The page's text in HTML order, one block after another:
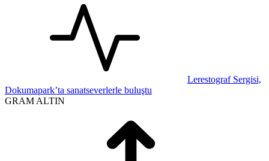
Lerestograf Sergisi,
Dokumapark’ta sanatseverlerle buluştu
GRAM ALTIN